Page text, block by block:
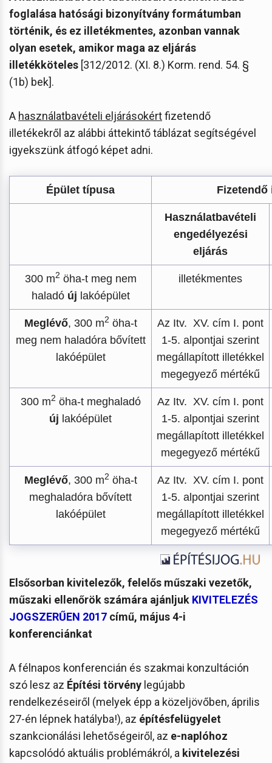
foglalása hatósági bizonyítvány formátumban
történik, és ez illetékmentes, azonban vannak
olyan esetek, amikor maga az eljárás
illetékköteles [312/2012. (XI. 8.) Korm. rend. 54. §
(1b) bek].
A használatbavételi eljárásokértfizetendő
illetékekről az alábbi áttekintő táblázat segítségével
igyekszünk átfogó képet adni.
Épület típusa Fizetendő
Használatbavételi
engedélyezési
eljárás
300 m2 öha-t meg nem
haladó új lakóépület
illetékmentes
Meglévő, 300 m2 öha-t
meg nem haladóra bővített
lakóépület
Az Itv. XV. cím I. pont
1-5. alpontjai szerint
megállapított illetékkel
megegyező mértékű
300 m2 öha-t meghaladó
új lakóépület
Az Itv. XV. cím I. pont
1-5. alpontjai szerint
megállapított illetékkel
megegyező mértékű
Meglévő, 300 m2 öha-t
meghaladóra bővített
lakóépület
Az Itv. XV. cím I. pont
1-5. alpontjai szerint
megállapított illetékkel
megegyező mértékű
Elsősorban kivitelezők, felelős műszaki vezetők,
műszaki ellenőrök számára ajánljuk KIVITELEZÉS
JOGSZERŰEN 2017 című, május 4-i
konferenciánkat
A félnapos konferencián és szakmai konzultáción
szó lesz az Építési törvény legújabb
rendelkezéseiről (melyek épp a közeljövőben, április
27-én lépnek hatályba!), az építésfelügyelet
szankcionálási lehetőségeiről, az e-naplóhoz
kapcsolódó aktuális problémákról, a kivitelezési